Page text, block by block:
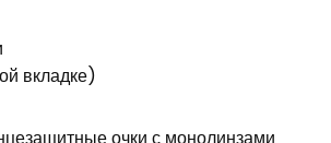
вкладке)